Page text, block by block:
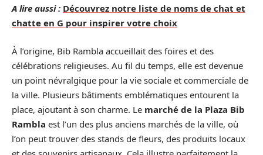
A lire aussi : Découvrez notre liste de noms de chat et
chatte en G pour inspirer votre choix
À l’origine, Bib Rambla accueillait des foires et des
célébrations religieuses. Au fil du temps, elle est devenue
un point névralgique pour la vie sociale et commerciale de
la ville. Plusieurs bâtiments emblématiques entourent la
place, ajoutant à son charme. Le marché de la Plaza Bib
Rambla est l’un des plus anciens marchés de la ville, où
l’on peut trouver des stands de fleurs, des produits locaux